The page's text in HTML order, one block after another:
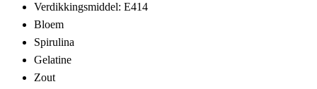
Verdikkingsmiddel: E414
Bloem
Spirulina
Gelatine
Zout